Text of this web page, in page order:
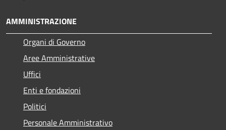
AMMINISTRAZIONE
Organi di Governo
Aree Amministrative
Uffici
Enti e fondazioni
Politici
Personale Amministrativo